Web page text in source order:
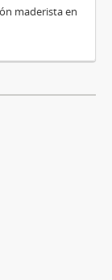
maderista en